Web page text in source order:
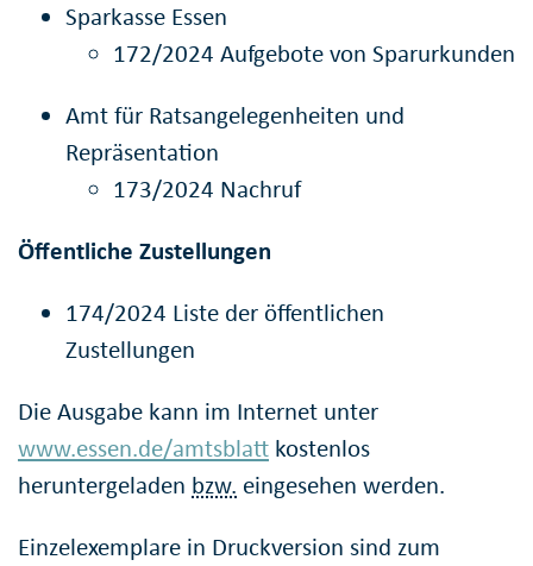
Sparkasse Essen
172/2024 Aufgebote von Sparurkunden
Amt für Ratsangelegenheiten und
Repräsentation
173/2024 Nachruf
Öffentliche Zustellungen
174/2024 Liste der öffentlichen
Zustellungen
Die Ausgabe kann im Internet unter
www.essen.de/amtsblatt kostenlos
heruntergeladen bzw. eingesehen werden.
Einzelexemplare in Druckversion sind zum